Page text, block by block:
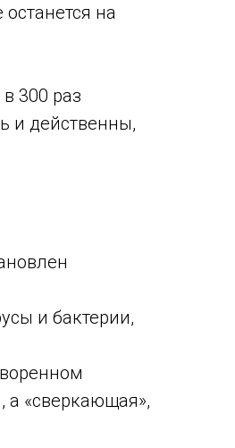
на
300 раз
и действенны,
и бактерии,
а «сверкающая»,